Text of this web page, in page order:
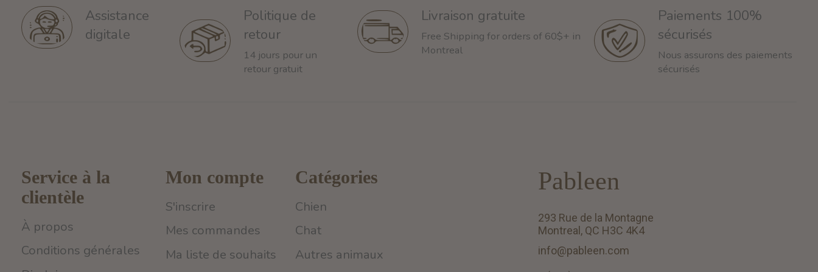
Assistance
digitale
Politique de
retour
14 jours pour un
retour gratuit
Livraison gratuite
Free Shipping for orders of 60$+ in
Montreal
Paiements 100%
sécurisés
Nous assurons des paiements
sécurisés
Service à la
clientèle
À propos
Conditions générales
Mon compte
S'inscrire
Mes commandes
Ma liste de souhaits
Catégories
Chien
Chat
Autres animaux
Pableen
293 Rue de la Montagne
Montreal, QC H3C 4K4
info@pableen.com